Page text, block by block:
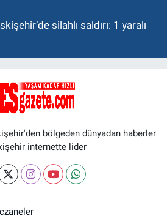
silahlı saldırı: 1 yaralı
bölgeden dünyadan haberler
internette lider